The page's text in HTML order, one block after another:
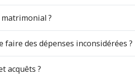
?
des dépenses inconsidérées ?
acquêts ?